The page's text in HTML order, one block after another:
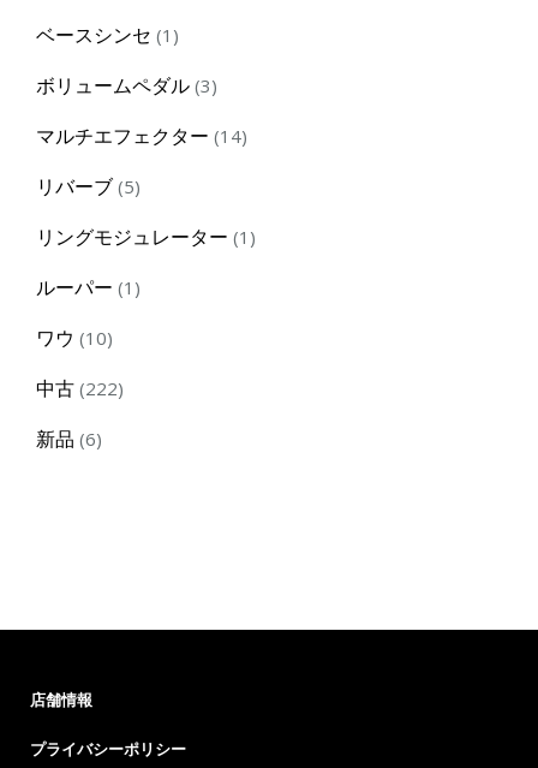
ベースシンセ 1 1
ボリュームペダル 33
マルチエフェクター 1414
リバーブ 55
リングモジュレーター 1 1
ルーパー 1 1
ワウ 1010
中古 222222
新品 66
店舗情報
プライバシーポリシー